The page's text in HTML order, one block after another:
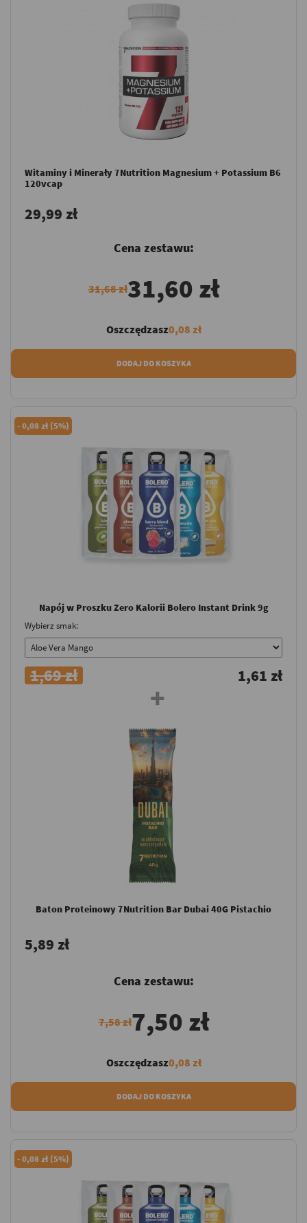
Witaminy i Minerały 7Nutrition Magnesium + Potassium B6
120vcap
29,99 zł
Cena zestawu:
31,68 zł31,60 zł
Oszczędzasz0,08 zł
DODAJ DO KOSZYKA
-0,08 zł (5%)
Napój w Proszku Zero Kalorii Bolero Instant Drink 9g
Wybierz smak:
1,69 zł 1,61 zł
Baton Proteinowy 7Nutrition Bar Dubai 40G Pistachio
5,89 zł
Cena zestawu:
7,58 zł7,50 zł
Oszczędzasz0,08 zł
DODAJ DO KOSZYKA
-0,08 zł (5%)